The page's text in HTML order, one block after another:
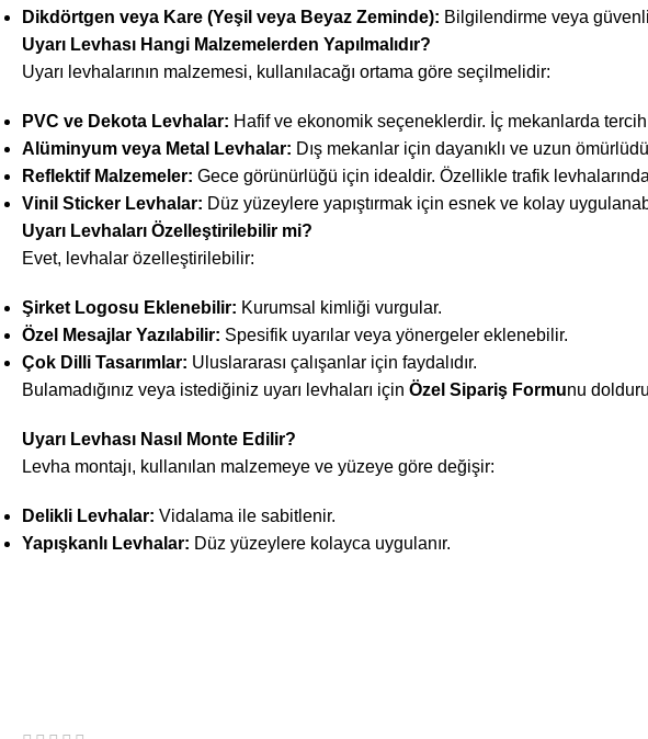
Dikdörtgen veya Kare (Yeşil veya Beyaz Zeminde): Bilgilendirme veya
Uyarı Levhası Hangi Malzemelerden Yapılmalıdır?
Uyarı levhalarının malzemesi, kullanılacağı ortama göre seçilmelidir:
PVC ve Dekota Levhalar: Hafif ve ekonomik seçeneklerdir. İç mekanlarda
Alüminyum veya Metal Levhalar: Dış mekanlar için dayanıklı ve uzun
Reflektif Malzemeler: Gece görünürlüğü için idealdir. Özellikle trafik levhalarında
Vinil Sticker Levhalar: Düz yüzeylere yapıştırmak için esnek ve kolay
Uyarı Levhaları Özelleştirilebilir mi?
Evet, levhalar özelleştirilebilir:
Şirket Logosu Eklenebilir: Kurumsal kimliği vurgular.
Özel Mesajlar Yazılabilir: Spesifik uyarılar veya yönergeler eklenebilir.
Çok Dilli Tasarımlar: Uluslararası çalışanlar için faydalıdır.
Bulamadığınız veya istediğiniz uyarı levhaları için Özel Sipariş Formunu
Uyarı Levhası Nasıl Monte Edilir?
Levha montajı, kullanılan malzemeye ve yüzeye göre değişir:
Delikli Levhalar: Vidalama ile sabitlenir.
Yapışkanlı Levhalar: Düz yüzeylere kolayca uygulanır.